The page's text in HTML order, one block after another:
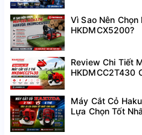
Vì Sao Nên
HKDMCX5200?
Review Chi Tiết
HKDMCC2T430
Máy Cắt Cỏ
Lựa Chọn Tốt